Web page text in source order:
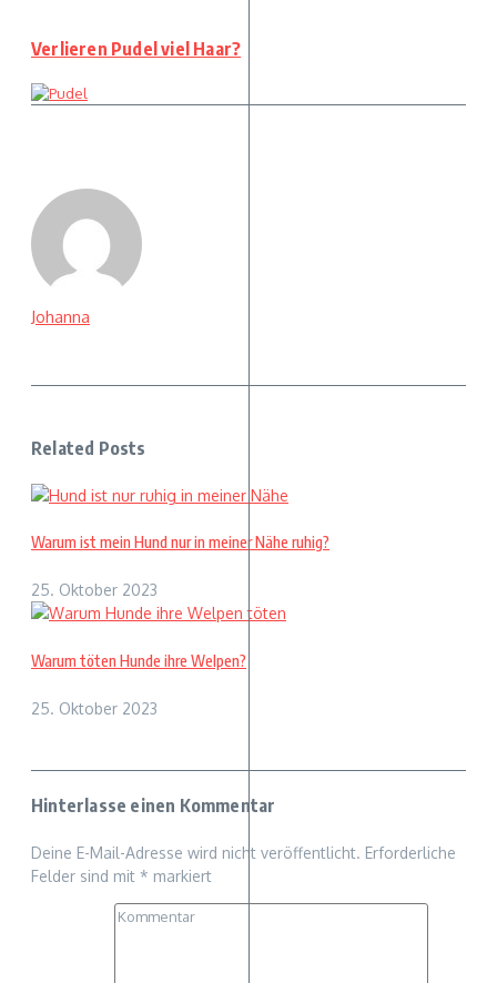
Verlieren Pudel viel Haar?
Johanna
Related Posts
Warum ist mein Hund nur in meiner Nähe ruhig?
25. Oktober 2023
Warum töten Hunde ihre Welpen?
25. Oktober 2023
Hinterlasse einen Kommentar
Deine E-Mail-Adresse wird nicht veröffentlicht. Erforderliche
Felder sind mit * markiert